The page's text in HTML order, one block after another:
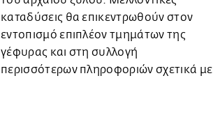
καταδύσεις θα επικεντρωθούν στον
εντοπισμό επιπλέον τμημάτων της
γέφυρας και στη συλλογή
περισσότερων πληροφοριών σχετικά με